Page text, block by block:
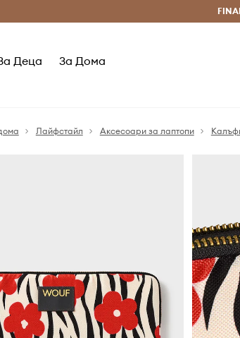
Безплатни доставка и
Деца За Дома
Лайфстайл Аксесоари за лаптопи